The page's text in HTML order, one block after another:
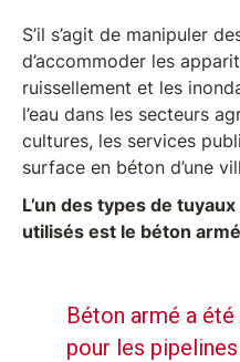
S’il s’agit de manipuler
d’accommoder les
ruissellement et les
l’eau dans les secteurs
cultures, les services
surface en béton d’une
L’un des types de
utilisés est le béton
Béton armé a
pour les